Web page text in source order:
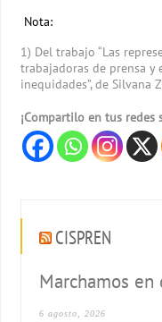
Nota:
1) Del trabajo “Las
trabajadoras de prensa y
inequidades”, de Silvana
¡Compartilo en tus redes
CISPREN
Marchamos
6 agosto, 2026